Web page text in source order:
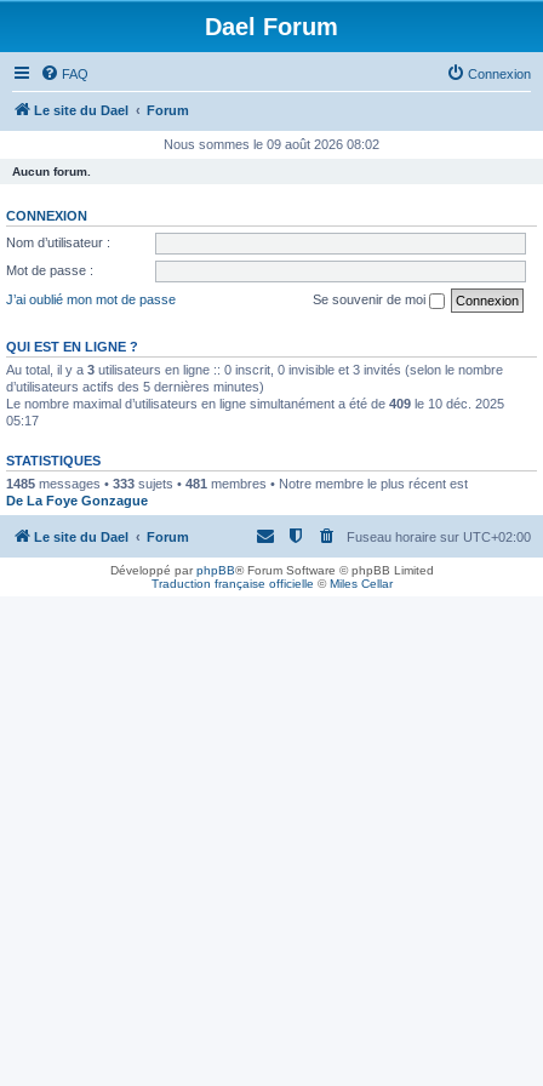
Dael Forum
FAQ Connexion
Le site du Dael Forum
Nous sommes le 09 août 2026 08:02
Aucun forum.
CONNEXION
Nom d’utilisateur :
Mot de passe :
J’ai oublié mon mot de passe
Se souvenir de moi
QUI EST EN LIGNE ?
Au total, il y a 3 utilisateurs en ligne :: 0 inscrit, 0 invisible et 3 invités (selon le nombre
d’utilisateurs actifs des 5 dernières minutes)
Le nombre maximal d’utilisateurs en ligne simultanément a été de 409 le 10 déc. 2025
05:17
STATISTIQUES
1485 messages • 333 sujets • 481 membres • Notre membre le plus récent est
De La Foye Gonzague
Le site du Dael Forum Fuseau horaire sur UTC+02:00
Développé parphpBB® Forum Software © phpBB Limited
Traduction française officielle ©Miles Cellar